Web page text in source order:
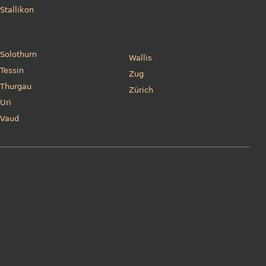
Stallikon
Solothurn
Tessin
Thurgau
Uri
Vaud
Wallis
Zug
Zürich